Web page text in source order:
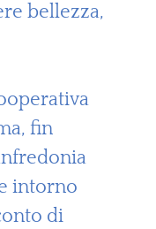
bellezza,
fin
intorno
di